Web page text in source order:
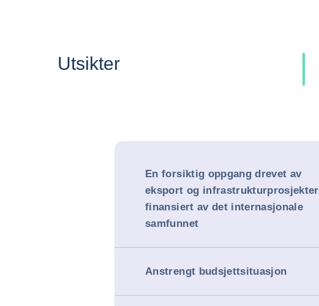
Utsikter
En forsiktig oppgang drevet av
eksport og infrastrukturprosjekter
finansiert av det internasjonale
samfunnet
Anstrengt budsjettsituasjon